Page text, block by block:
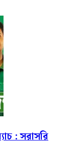
: সরাসরি